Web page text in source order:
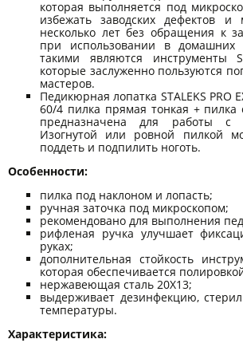
которая выполняется под
избежать заводских дефектов и
несколько лет без обращения к
при использовании в домашних
такими являются инструменты
которые заслуженно пользуются
мастеров.
Педикюрная лопатка STALEKS PRO
60/4 пилка прямая тонкая + пилка
предназначена для работы с
Изогнутой или ровной пилкой
поддеть и подпилить ноготь.
Особенности:
пилка под наклоном и лопасть;
ручная заточка под микроскопом;
рекомендовано для выполнения
рифленая ручка улучшает
руках;
дополнительная стойкость
которая обеспечивается
нержавеющая сталь 20Х13;
выдерживает дезинфекцию,
температуры.
Характеристика: